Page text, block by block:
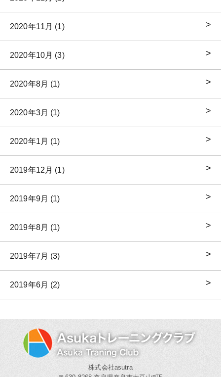
2020年11月 (1)
2020年10月 (3)
2020年8月 (1)
2020年3月 (1)
2020年1月 (1)
2019年12月 (1)
2019年9月 (1)
2019年8月 (1)
2019年7月 (3)
2019年6月 (2)
株式会社asutra